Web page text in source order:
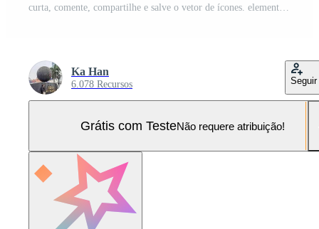
curta, comente, compartilhe e salve o vetor de ícones. elementos de mídia social Vetor Pro e SVG Pro
Ka Han
6.078 Recursos Seguir
Grátis com TesteNão requere atribuição!